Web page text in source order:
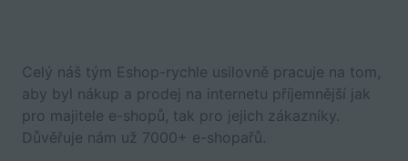
Celý náš tým Eshop-rychle usilovně pracuje na tom,
aby byl nákup a prodej na internetu příjemnější jak
pro majitele e-shopů, tak pro jejich zákazníky.
Důvěřuje nám už 7000+ e-shopařů.